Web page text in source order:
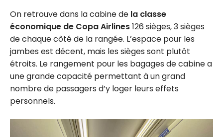
On retrouve dans la cabine de la classe
économique de Copa Airlines126 sièges, 3 sièges
de chaque côté de la rangée. L’espace pour les
jambes est décent, mais les sièges sont plutôt
étroits. Le rangement pour les bagages de cabine a
une grande capacité permettant à un grand
nombre de passagers d’y loger leurs effets
personnels.